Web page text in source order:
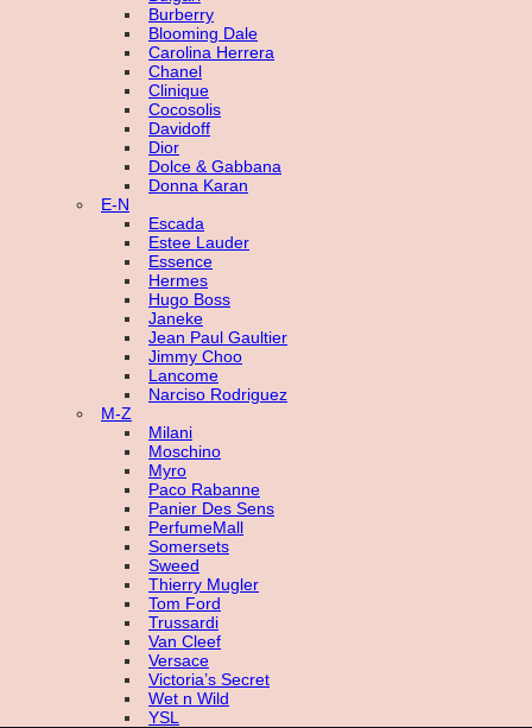
Burberry
Blooming Dale
Carolina Herrera
Chanel
Clinique
Cocosolis
Davidoff
Dior
Dolce & Gabbana
Donna Karan
E-N
Escada
Estee Lauder
Essence
Hermes
Hugo Boss
Janeke
Jean Paul Gaultier
Jimmy Choo
Lancome
Narciso Rodriguez
M-Z
Milani
Moschino
Myro
Paco Rabanne
Panier Des Sens
PerfumeMall
Somersets
Sweed
Thierry Mugler
Tom Ford
Trussardi
Van Cleef
Versace
Victoria’s Secret
Wet n Wild
YSL